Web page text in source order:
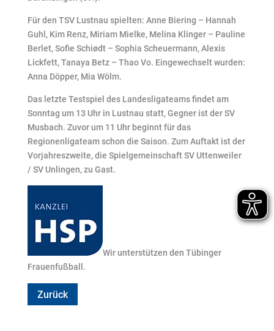
Für den TSV Lustnau spielten: Anne Biering – Hannah
Guhl, Kim Renz, Miriam Mielke, Melina Klinger – Pauline
Berlet, Sofie Schiødt – Sophia Scheuermann, Alexis
Lickfett, Tanaya Betz – Thao Vo. Eingewechselt wurden:
Anna Döpper, Mia Wölm.
Das letzte Testspiel des Landesligateams findet am
Sonntag um 13 Uhr in Lustnau statt, Gegner ist der SV
Musbach. Zuvor um 11 Uhr beginnt für das
Regionenligateam schon die Saison. Zum Auftakt ist der
Vorjahreszweite, die Spielgemeinschaft SV Uttenweiler
/ SV Unlingen, zu Gast.
Wir unterstützen den Tübinger
Frauenfußball.
Zurück